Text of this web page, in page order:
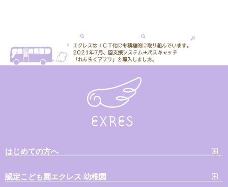
はじめての方へ
認定こども園エクレス 幼稚園